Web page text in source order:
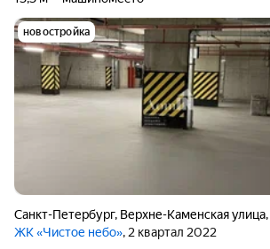
новостройка
Санкт-Петербург, Верхне-Каменская улица,
ЖК «Чистое небо», 2 квартал 2022